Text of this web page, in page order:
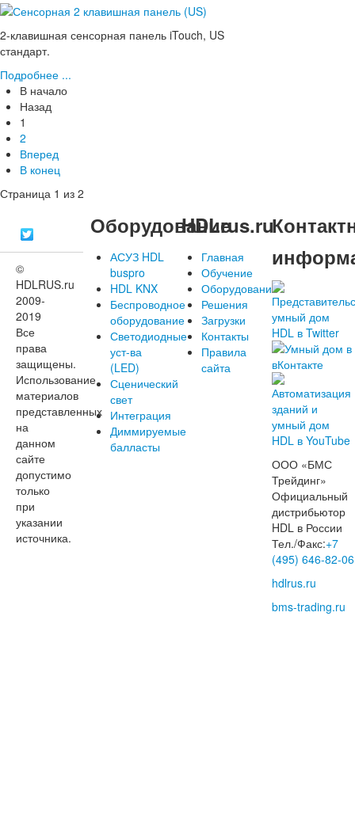
2-клавишная сенсорная панель iTouch, US
стандарт.
Подробнее ...
В начало
Назад
1
2
Вперед
В конец
Страница 1 из 2
©
HDLRUS.ru
2009-
2019
Все
права
защищены.
Использование
материалов
представленных
на
данном
сайте
допустимо
только
при
указании
источника.
Оборудование
АСУЗ HDL
buspro
HDL KNX
Беспроводное
оборудование
Светодиодные
уст-ва
(LED)
Сценический
свет
Интеграция
Диммируемые
балласты
HDLrus.ru
Главная
Обучение
Оборудование
Решения
Загрузки
Контакты
Правила
сайта
ООО «БМС
Трейдинг»
Официальный
дистрибьютор
HDL в России
Тел./Факс:+7
(495) 646-82-06
hdlrus.ru
bms-trading.ru